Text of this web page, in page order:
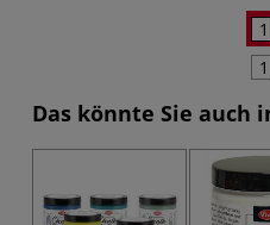
Das könnte Sie auch